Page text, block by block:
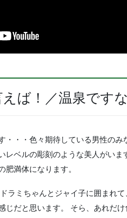
ば！／温泉ですな
・・・色々期待している男性のみ
レベルの彫刻のような美人がい
肥満体になります。
ラミちゃんとジャイ子に囲まれ
じだと思います。 そら、あれだ